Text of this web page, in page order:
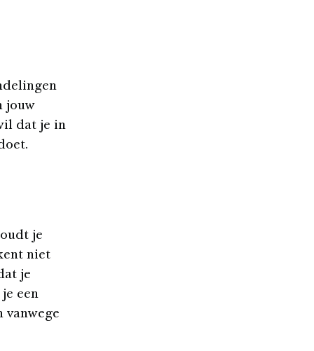
jouw
dat je in
je
niet
je
een
vanwege